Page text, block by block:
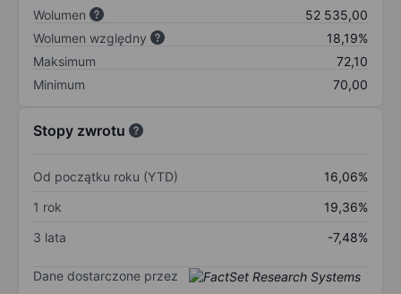
Wolumen
52 535,00
Wolumen względny
18,19%
Maksimum
72,10
Minimum
70,00
Stopy zwrotu
Od początku roku (YTD)
16,06%
1 rok
19,36%
3 lata
-7,48%
Dane dostarczone przez